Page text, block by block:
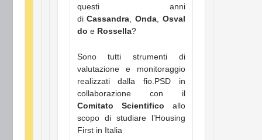
questi anni
diCassandra,Onda, Osval
do e Rossella?
Sono tutti strumenti di
valutazione e monitoraggio
realizzati dalla fio.PSD in
collaborazione con il
Comitato Scientifico allo
scopo di studiare l’Housing
First in Italia